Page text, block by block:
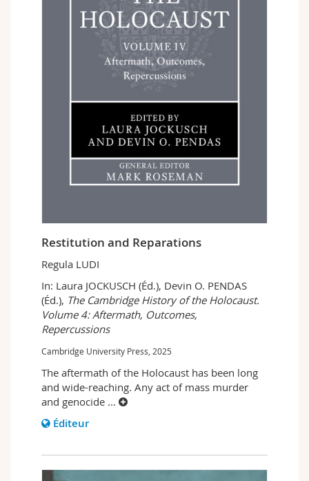
Restitution and Reparations
Regula LUDI
In: Laura JOCKUSCH (Éd.), Devin O. PENDAS
(Éd.), The Cambridge History of the Holocaust.
Volume 4: Aftermath, Outcomes,
Repercussions
Cambridge University Press, 2025
The aftermath of the Holocaust has been long
and wide-reaching. Any act of mass murder
and genocide ...
Éditeur